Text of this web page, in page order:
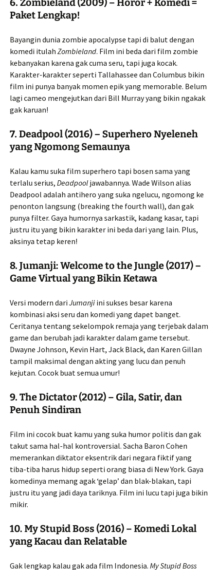
Paket Lengkap!
Bayangin dunia zombie apocalypse tapi di balut dengan
komedi itulah Zombieland. Film ini beda dari film zombie
kebanyakan karena gak cuma seru, tapi juga kocak.
Karakter-karakter seperti Tallahassee dan Columbus bikin
film ini punya banyak momen epik yang memorable. Belum
lagi cameo mengejutkan dari Bill Murray yang bikin ngakak
gak karuan!
7. Deadpool (2016) – Superhero Nyeleneh
yang Ngomong Semaunya
Kalau kamu suka film superhero tapi bosen sama yang
terlalu serius, Deadpool jawabannya. Wade Wilson alias
Deadpool adalah antihero yang suka ngelucu, ngomong ke
penonton langsung (breaking the fourth wall), dan gak
punya filter. Gaya humornya sarkastik, kadang kasar, tapi
justru itu yang bikin karakter ini beda dari yang lain. Plus,
aksinya tetap keren!
8. Jumanji: Welcome to the Jungle (2017) –
Game Virtual yang Bikin Ketawa
Versi modern dari Jumanji ini sukses besar karena
kombinasi aksi seru dan komedi yang dapet banget.
Ceritanya tentang sekelompok remaja yang terjebak dalam
game dan berubah jadi karakter dalam game tersebut.
Dwayne Johnson, Kevin Hart, Jack Black, dan Karen Gillan
tampil maksimal dengan akting yang lucu dan penuh
kejutan. Cocok buat semua umur!
9. The Dictator (2012) – Gila, Satir, dan
Penuh Sindiran
Film ini cocok buat kamu yang suka humor politis dan gak
takut sama hal-hal kontroversial. Sacha Baron Cohen
memerankan diktator eksentrik dari negara fiktif yang
tiba-tiba harus hidup seperti orang biasa di New York. Gaya
komedinya memang agak ‘gelap’ dan blak-blakan, tapi
justru itu yang jadi daya tariknya. Film ini lucu tapi juga bikin
mikir.
10. My Stupid Boss (2016) – Komedi Lokal
yang Kacau dan Relatable
Gak lengkap kalau gak ada film Indonesia. My Stupid Boss